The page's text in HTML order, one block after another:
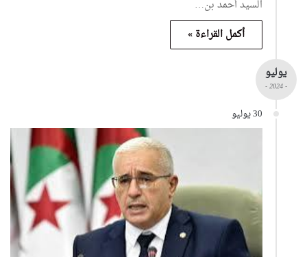
السيد أحمد بن…
أكمل القراءة »
يوليو
- 2024 -
30 يوليو